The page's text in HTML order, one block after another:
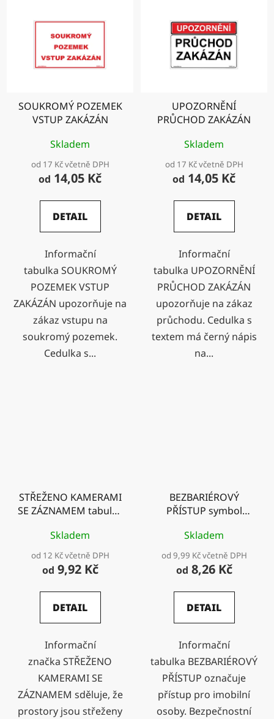
SOUKROMÝ POZEMEK
VSTUP ZAKÁZÁN
Skladem
od 17 Kč včetně DPH
od 14,05 Kč
DETAIL
Informační
tabulka SOUKROMÝ
POZEMEK VSTUP
ZAKÁZÁN upozorňuje na
zákaz vstupu na
soukromý pozemek.
Cedulka s...
UPOZORNĚNÍ
PRŮCHOD ZAKÁZÁN
Skladem
od 17 Kč včetně DPH
od 14,05 Kč
DETAIL
Informační
tabulka UPOZORNĚNÍ
PRŮCHOD ZAKÁZÁN
upozorňuje na zákaz
průchodu. Cedulka s
textem má černý nápis
na...
STŘEŽENO KAMERAMI
SE ZÁZNAMEM tabulka
Skladem
od 12 Kč včetně DPH
od 9,92 Kč
DETAIL
Informační
značka STŘEŽENO
KAMERAMI SE
ZÁZNAMEM sděluje, že
prostory jsou střeženy
BEZBARIÉROVÝ
PŘÍSTUP symbol
Skladem
od 9,99 Kč včetně DPH
od 8,26 Kč
DETAIL
Informační
tabulka BEZBARIÉROVÝ
PŘÍSTUP označuje
přístup pro imobilní
osoby. Bezpečnostní